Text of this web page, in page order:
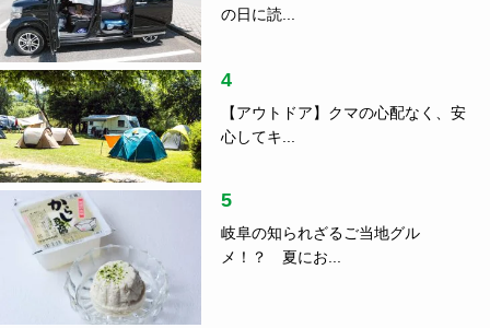
の日に読...
4
【アウトドア】クマの心配なく、安
心してキ...
5
岐阜の知られざるご当地グル
メ！？ 夏にお...